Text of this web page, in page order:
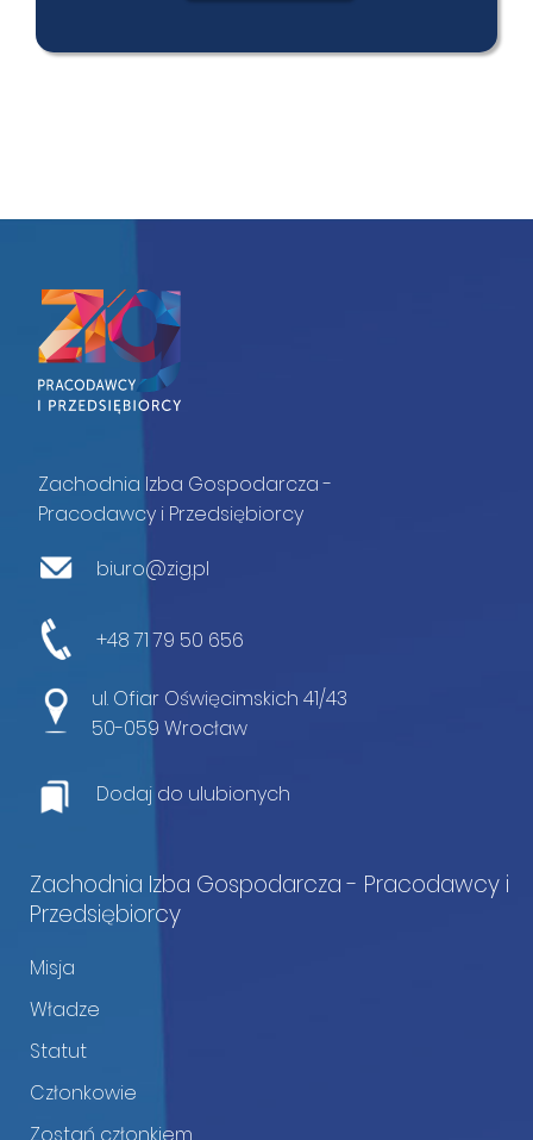
Zachodnia Izba Gospodarcza -
Pracodawcy i Przedsiębiorcy
biuro@zig.pl
+48 71 79 50 656
ul. Ofiar Oświęcimskich 41/43
50-059 Wrocław
Dodaj do ulubionych
Zachodnia Izba Gospodarcza - Pracodawcy i
Przedsiębiorcy
Misja
Władze
Statut
Członkowie